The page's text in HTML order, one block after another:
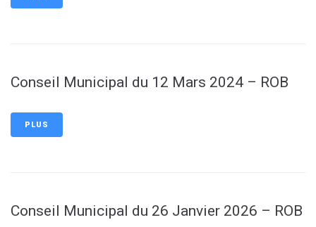
Conseil Municipal du 12 Mars 2024 – ROB
PLUS
Conseil Municipal du 26 Janvier 2026 – ROB